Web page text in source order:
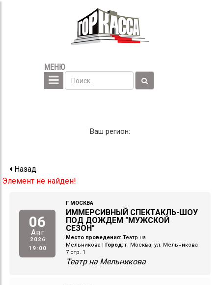
МЕНЮ
Ваш регион:
Назад
Элемент не найден!
06
Авг
2026
19:00
Г МОСКВА
ИММЕРСИВНЫЙ СПЕКТАКЛЬ-ШОУ
ПОД ДОЖДЕМ "МУЖСКОЙ
СЕЗОН"
Место проведения: Театр на
Мельникова
Город: г. Москва, ул. Мельникова
7 стр. 1
Театр на Мельникова